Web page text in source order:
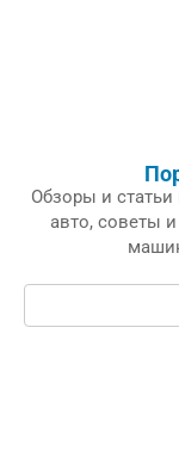
Обзоры и
авто, советы
Поиск: